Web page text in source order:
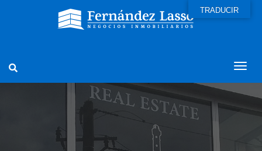
TRADUCIR